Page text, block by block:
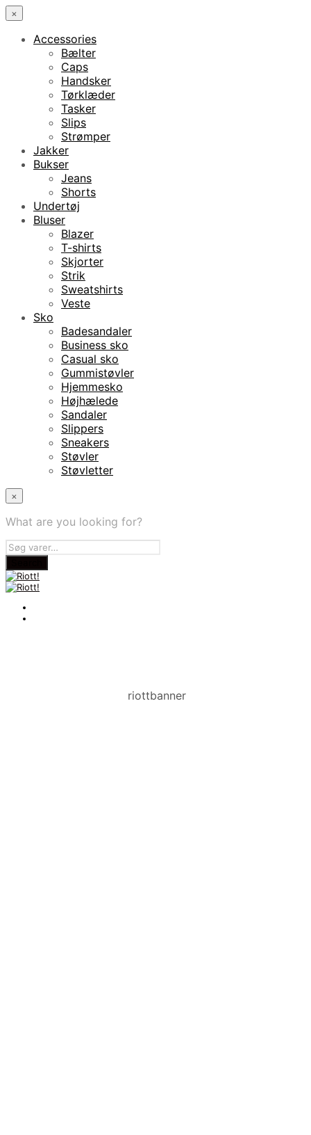
×
Accessories
Bælter
Caps
Handsker
Tørklæder
Tasker
Slips
Strømper
Jakker
Bukser
Jeans
Shorts
Undertøj
Bluser
Blazer
T-shirts
Skjorter
Strik
Sweatshirts
Veste
Sko
Badesandaler
Business sko
Casual sko
Gummistøvler
Hjemmesko
Højhælede
Sandaler
Slippers
Sneakers
Støvler
Støvletter
×
What are you looking for?
riottbanner